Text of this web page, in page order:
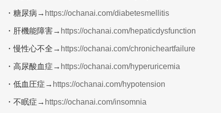
・糖尿病→ https://ochanai.com/diabetesmellitis
・肝機能障害→ https://ochanai.com/hepaticdysfunction
・慢性心不全→ https://ochanai.com/chronicheartfailure
・高尿酸血症→ https://ochanai.com/hyperuricemia
・低血圧症→ https://ochanai.com/hypotension
・不眠症→ https://ochanai.com/insomnia